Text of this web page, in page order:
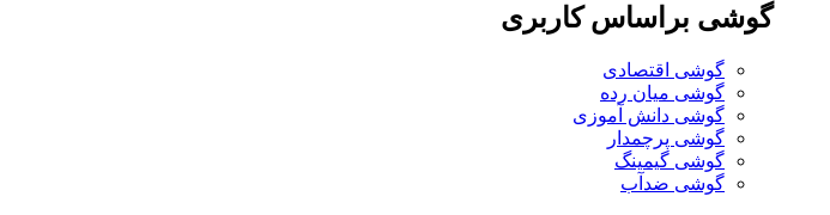
گوشی براساس کاربری
گوشی اقتصادی
گوشی میان رده
گوشی دانش آموزی
گوشی پرچمدار
گوشی گیمینگ
گوشی ضدآب